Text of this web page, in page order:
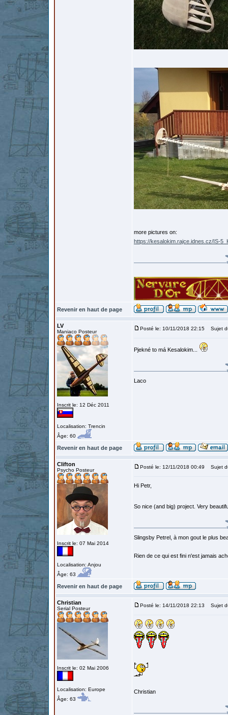
more pictures on:
https://kesalokim.rajce.idnes.cz/IS-
Revenir en haut de page
LV
Maniaco Posteur
Inscrit le: 12 Déc 2011
Localisation: Trencin
Âge: 60
Posté le: 10/11/2018 22:15 Sujet
Pjekné to má Kesalokim...
Laco
Revenir en haut de page
Clifton
Psycho Posteur
Inscrit le: 07 Mai 2014
Localisation: Anjou
Âge: 63
Posté le: 12/11/2018 00:49 Sujet
Hi Petr,
So nice (and big) project. Very
Slingsby Petrel, à mon gout le plus
Rien de ce qui est fini n'est jamais
Revenir en haut de page
Christian
Serial Posteur
Inscrit le: 02 Mai 2006
Localisation: Europe
Âge: 63
Posté le: 14/11/2018 22:13 Sujet
Christian